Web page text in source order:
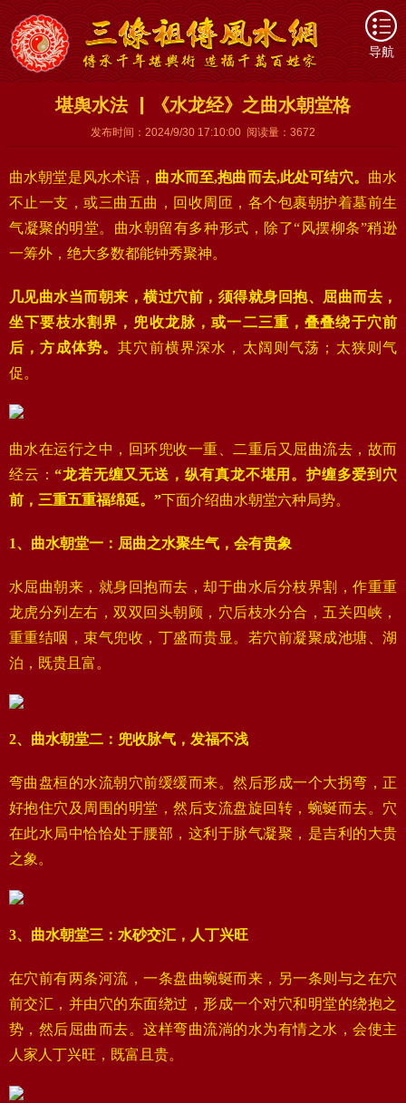
导航
堪舆水法 ▏《水龙经》之曲水朝堂格
发布时间：2024/9/30 17:10:00 阅读量：3672
曲水朝堂是风水术语， 曲水而至,抱曲而去,此处可结穴。 曲水
不止一支，或三曲五曲，回收周匝，各个包裹朝护着墓前生
气凝聚的明堂。曲水朝留有多种形式，除了“风摆柳条”稍逊
一筹外，绝大多数都能钟秀聚神。
几见曲水当而朝来，横过穴前，须得就身回抱、屈曲而去，
坐下要枝水割界，兜收龙脉，或一二三重，叠叠绕于穴前
后，方成体势。其穴前横界深水，太阔则气荡；太狭则气
促。
曲水在运行之中，回环兜收一重、二重后又屈曲流去，故而
经云：“龙若无缠又无送，纵有真龙不堪用。护缠多爱到穴
前，三重五重福绵延。”下面介绍曲水朝堂六种局势。
1、曲水朝堂一：屈曲之水聚生气，会有贵象
水屈曲朝来，就身回抱而去，却于曲水后分枝界割，作重重
龙虎分列左右，双双回头朝顾，穴后枝水分合，五关四峡，
重重结咽，束气兜收，丁盛而贵显。若穴前凝聚成池塘、湖
泊，既贵且富。
2、曲水朝堂二：兜收脉气，发福不浅
弯曲盘桓的水流朝穴前缓缓而来。然后形成一个大拐弯，正
好抱住穴及周围的明堂，然后支流盘旋回转，蜿蜒而去。穴
在此水局中恰恰处于腰部，这利于脉气凝聚，是吉利的大贵
之象。
3、曲水朝堂三：水砂交汇，人丁兴旺
在穴前有两条河流，一条盘曲蜿蜒而来，另一条则与之在穴
前交汇，并由穴的东面绕过，形成一个对穴和明堂的绕抱之
势，然后屈曲而去。这样弯曲流淌的水为有情之水，会使主
人家人丁兴旺，既富且贵。